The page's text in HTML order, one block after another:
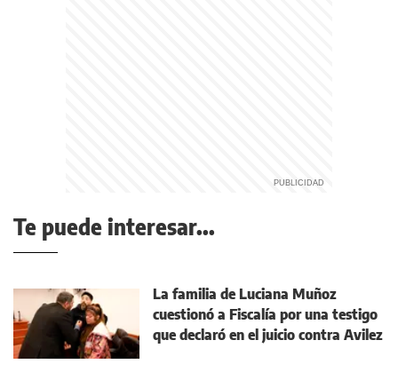
Te puede interesar...
La familia de Luciana Muñoz
cuestionó a Fiscalía por una testigo
que declaró en el juicio contra Avilez